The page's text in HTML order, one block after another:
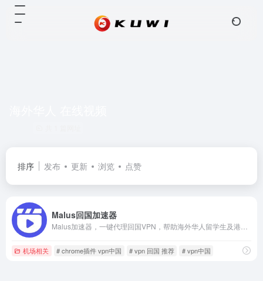
排序 发布 更新 浏览 点赞
Malus回国加速器
机场相关 # chrome插件 vpn中国 # vpn 回国 推荐 # vpn中国